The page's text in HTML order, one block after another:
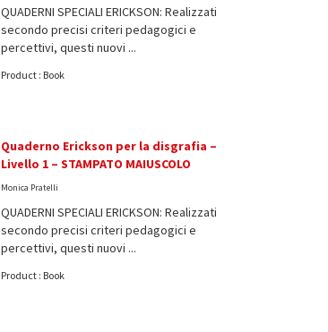
QUADERNI SPECIALI ERICKSON: Realizzati
secondo precisi criteri pedagogici e
percettivi, questi nuovi ...
Product : Book
Quaderno Erickson per la disgrafia –
Livello 1 – STAMPATO MAIUSCOLO
Monica Pratelli
QUADERNI SPECIALI ERICKSON: Realizzati
secondo precisi criteri pedagogici e
percettivi, questi nuovi ...
Product : Book